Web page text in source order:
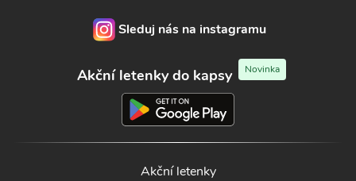
Sleduj nás na instagramu
Akční letenky do kapsy Novinka
Akční letenky